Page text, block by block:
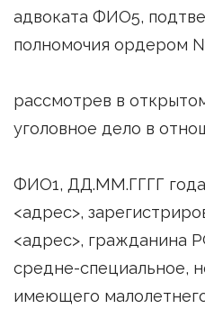
адвоката ФИО5,
полномочия ордером
рассмотрев в
уголовное дело в
ФИО1, ДД.ММ.ГГГГ
<адрес>,
<адрес>, гражданина
средне-специальное,
имеющего